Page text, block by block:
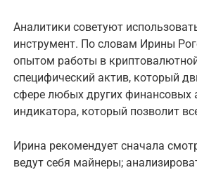
Аналитики советуют
инструмент. По словам Ирины
опытом работы в
специфический актив, который
сфере любых других финансовых
индикатора, который позволит
Ирина рекомендует сначала
ведут себя майнеры;